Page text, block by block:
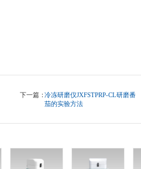
下一篇：冷冻研磨仪JXFSTPRP-CL研磨番
茄的实验方法